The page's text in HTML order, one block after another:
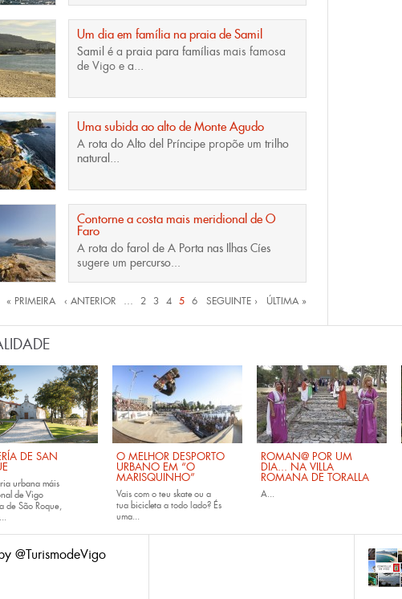
Um dia em família na praia de Samil
Samil é a praia para famílias mais famosa
de Vigo e a...
Uma subida ao alto de Monte Agudo
A rota do Alto del Príncipe propõe um trilho
natural ...
Contorne a costa mais meridional de O
Faro
A rota do farol de A Porta nas Ilhas Cíes
sugere um percurso...
« PRIMEIRA ‹ ANTERIOR … 2 3 4 5 6 SEGUINTE › ÚLTIMA »
DE SAN
urbana máis
de Vigo
de São Roque,
O MELHOR DESPORTO
URBANO EM “O
MARISQUINHO”
Vais com o teu skateou a
tua bicicleta a todo lado? És
uma...
ROMAN@ POR UM
DIA... NA VILLA
ROMANA DE TORALLA
A...
@TurismodeVigo